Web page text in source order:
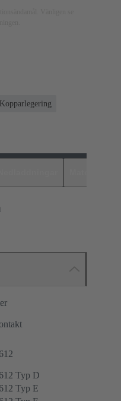
Kopparlegering
Typ D
Typ E